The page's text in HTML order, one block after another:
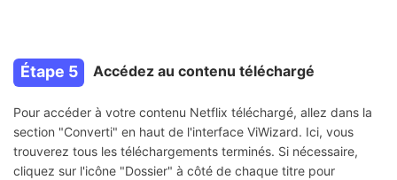
Étape 5 Accédez au contenu téléchargé
Pour accéder à votre contenu Netflix téléchargé, allez dans la
section "Converti" en haut de l'interface ViWizard. Ici, vous
trouverez tous les téléchargements terminés. Si nécessaire,
cliquez sur l'icône "Dossier" à côté de chaque titre pour